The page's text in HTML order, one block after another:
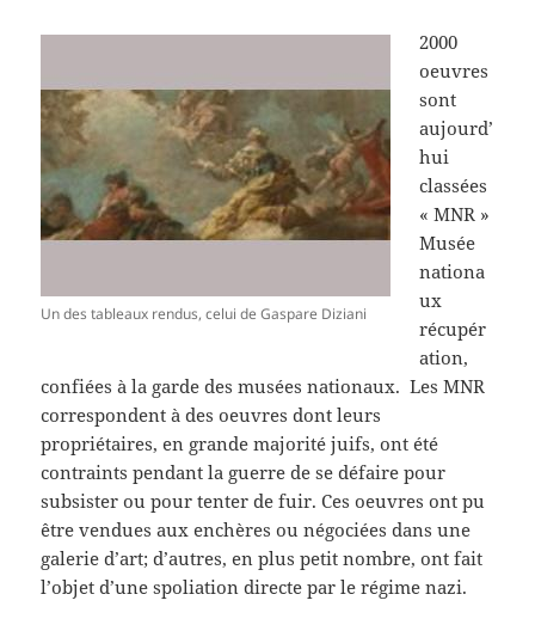
Un des tableaux rendus, celui de Gaspare Diziani
2000
oeuvres
sont
aujourd’
hui
classées
« MNR »
Musée
nationa
ux
récupér
ation,
confiées à la garde des musées nationaux. Les MNR
correspondent à des oeuvres dont leurs
propriétaires, en grande majorité juifs, ont été
contraints pendant la guerre de se défaire pour
subsister ou pour tenter de fuir. Ces oeuvres ont pu
être vendues aux enchères ou négociées dans une
galerie d’art; d’autres, en plus petit nombre, ont fait
l’objet d’une spoliation directe par le régime nazi.